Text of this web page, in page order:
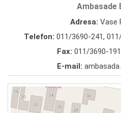
Ambasade
Adresa: Vase
Telefon: 011/3690-241,
Fax: 011/3690-
E-mail: